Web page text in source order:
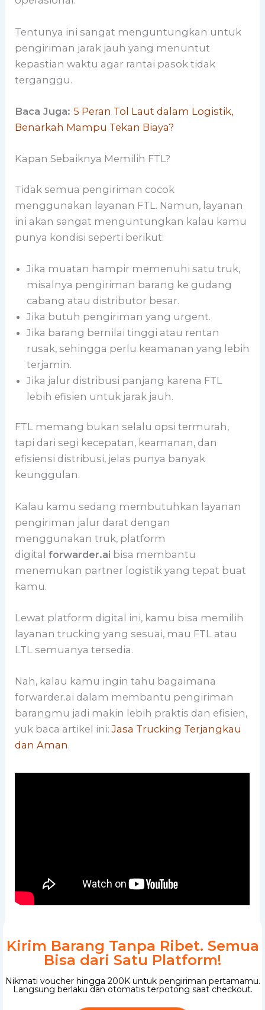
Tentunya ini sangat menguntungkan untuk
pengiriman jarak jauh yang menuntut
kepastian waktu agar rantai pasok tidak
terganggu.
Baca Juga:5 Peran Tol Laut dalam Logistik,
Benarkah Mampu Tekan Biaya?
Kapan Sebaiknya Memilih FTL?
Tidak semua pengiriman cocok
menggunakan layanan FTL. Namun, layanan
ini akan sangat menguntungkan kalau kamu
punya kondisi seperti berikut:
Jika muatan hampir memenuhi satu truk,
misalnya pengiriman barang ke gudang
cabang atau distributor besar.
Jika butuh pengiriman yang urgent.
Jika barang bernilai tinggi atau rentan
rusak, sehingga perlu keamanan yang lebih
terjamin.
Jika jalur distribusi panjang karena FTL
lebih efisien untuk jarak jauh.
FTL memang bukan selalu opsi termurah,
tapi dari segi kecepatan, keamanan, dan
efisiensi distribusi, jelas punya banyak
keunggulan.
Kalau kamu sedang membutuhkan layanan
pengiriman jalur darat dengan
menggunakan truk, platform
digitalforwarder.ai bisa membantu
menemukan partner logistik yang tepat buat
kamu.
Lewat platform digital ini, kamu bisa memilih
layanan trucking yang sesuai, mau FTL atau
LTL semuanya tersedia.
Nah, kalau kamu ingin tahu bagaimana
forwarder.ai dalam membantu pengiriman
barangmu jadi makin lebih praktis dan efisien,
yuk baca artikel ini:Jasa Trucking Terjangkau
dan Aman.
Kirim Barang Tanpa Ribet. Semua
Bisa dari Satu Platform!
Nikmati voucher hingga 200K untuk pengiriman pertamamu.
Langsung berlaku dan otomatis terpotong saat checkout.